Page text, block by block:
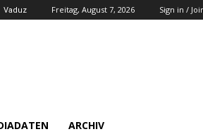
Vaduz Freitag, August 7, 2026 Sign in /
ARCHIV